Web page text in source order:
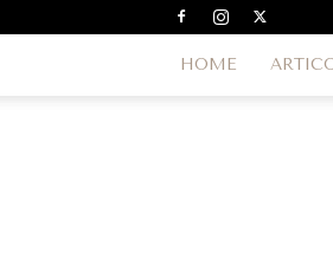
HOME